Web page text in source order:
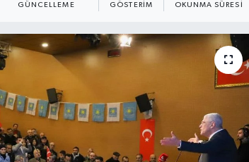
GÜNCELLEME GÖSTERIM OKUNMA SÜRESI